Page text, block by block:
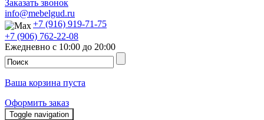
Заказать звонок
info@mebelgud.ru
+7 (916) 919-71-75
+7 (906) 762-22-08
Ежедневно с 10:00 до 20:00
Ваша корзина пуста
Оформить заказ
Toggle navigation